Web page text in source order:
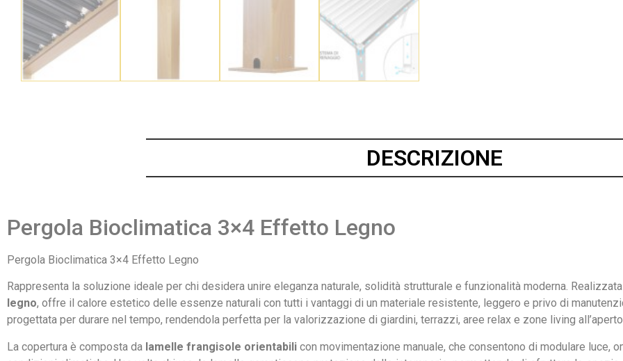
DESCRIZIONE
Pergola Bioclimatica 3×4 Effetto Legno
Pergola Bioclimatica 3×4 Effetto Legno
Rappresenta la soluzione ideale per chi desidera unire eleganza naturale, solidità strutturale e funzionalità moderna.
legno, offre il calore estetico delle essenze naturali con tutti i vantaggi di un materiale resistente, leggero e privo di
progettata per durare nel tempo, rendendola perfetta per la valorizzazione di giardini, terrazzi, aree relax e zone living
La copertura è composta da lamelle frangisole orientabili con movimentazione manuale, che consentono di modulare luce,